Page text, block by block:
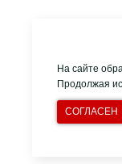
На сайте
Продолжая
СОГЛАСЕН